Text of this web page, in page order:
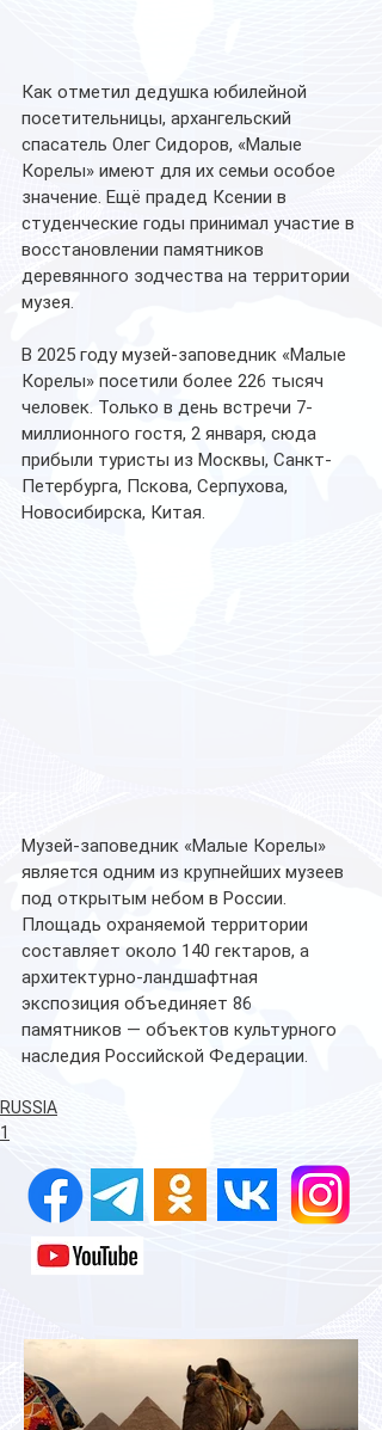
Как отметил дедушка юбилейной
посетительницы, архангельский
спасатель Олег Сидоров, «Малые
Корелы» имеют для их семьи особое
значение. Ещё прадед Ксении в
студенческие годы принимал участие в
восстановлении памятников
деревянного зодчества на территории
музея.
В 2025 году музей-заповедник «Малые
Корелы» посетили более 226 тысяч
человек. Только в день встречи 7-
миллионного гостя, 2 января, сюда
прибыли туристы из Москвы, Санкт-
Петербурга, Пскова, Серпухова,
Новосибирска, Китая.
Музей-заповедник «Малые Корелы»
является одним из крупнейших музеев
под открытым небом в России.
Площадь охраняемой территории
составляет около 140 гектаров, а
архитектурно-ландшафтная
экспозиция объединяет 86
памятников — объектов культурного
наследия Российской Федерации.
RUSSIA
1